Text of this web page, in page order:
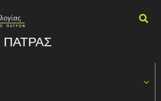
ΠΑΤΡΑΣ